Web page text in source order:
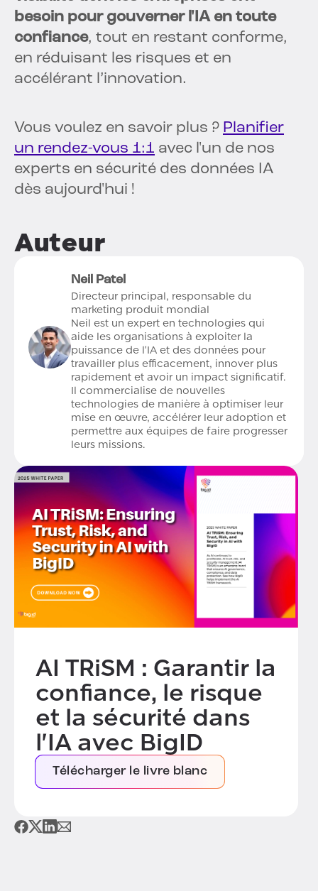
besoin pour gouverner l'IA en toute
confiance, tout en restant conforme,
en réduisant les risques et en
accélérant l’innovation.
Vous voulez en savoir plus ? Planifier
un rendez-vous 1:1 avec l'un de nos
experts en sécurité des données IA
dès aujourd'hui !
Auteur
Neil Patel
Directeur principal, responsable du
marketing produit mondial
Neil est un expert en technologies qui
aide les organisations à exploiter la
puissance de l'IA et des données pour
travailler plus efficacement, innover plus
rapidement et avoir un impact significatif.
Il commercialise de nouvelles
technologies de manière à optimiser leur
mise en œuvre, accélérer leur adoption et
permettre aux équipes de faire progresser
leurs missions.
AI TRiSM : Garantir la
confiance, le risque
et la sécurité dans
l'IA avec BigID
Télécharger le livre blanc